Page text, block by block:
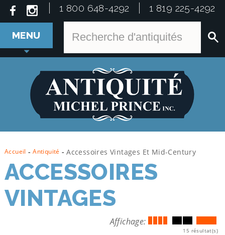
1 800 648-4292 1 819 225-4292
MENU
Accueil - Antiquité - Accessoires Vintages Et Mid-Century
ACCESSOIRES
VINTAGES
Affichage:
15 résultat(s)